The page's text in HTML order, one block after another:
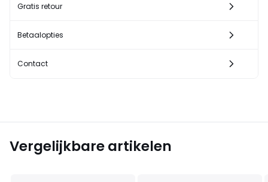
Gratis retour
Betaalopties
Contact
Vergelijkbare artikelen